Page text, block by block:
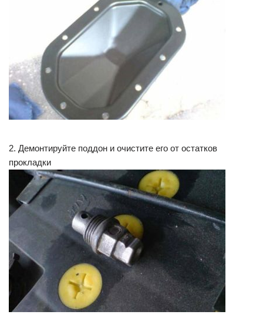
2. Демонтируйте поддон и очистите его от остатков
прокладки